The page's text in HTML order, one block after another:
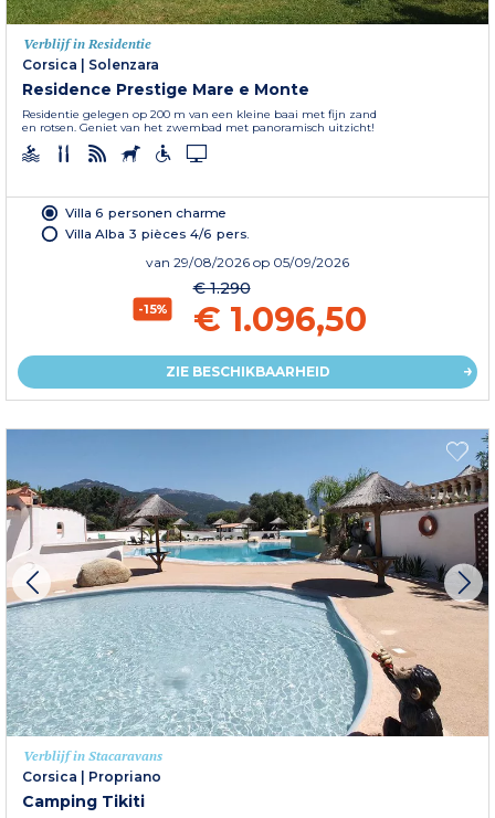
Verblijf in Residentie
Corsica
Solenzara
Residence Prestige Mare e Monte
Residentie gelegen op 200 m van een kleine baai met fijn zand
en rotsen. Geniet van het zwembad met panoramisch uitzicht!
Villa 6 personen charme
Villa Alba 3 pièces 4/6 pers.
van 29/08/2026 op 05/09/2026
-15%
€ 1.290
€ 1.096,50
ZIE BESCHIKBAARHEID
Verblijf in Stacaravans
Corsica
Propriano
Camping Tikiti